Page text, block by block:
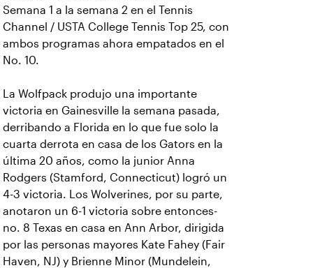
Semana 1 a la semana 2 en el Tennis
Channel / USTA College Tennis Top 25, con
ambos programas ahora empatados en el
No. 10.
La Wolfpack produjo una importante
victoria en Gainesville la semana pasada,
derribando a Florida en lo que fue solo la
cuarta derrota en casa de los Gators en la
última 20 años, como la junior Anna
Rodgers (Stamford, Connecticut) logró un
4-3 victoria. Los Wolverines, por su parte,
anotaron un 6-1 victoria sobre entonces-
no. 8 Texas en casa en Ann Arbor, dirigida
por las personas mayores Kate Fahey (Fair
Haven, NJ) y Brienne Minor (Mundelein,